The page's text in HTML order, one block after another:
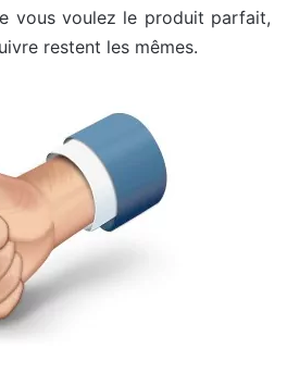
vous voulez le produit parfait,
restent les mêmes.